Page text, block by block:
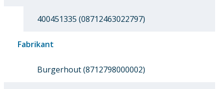
400451335 (08712463022797)
Fabrikant
Burgerhout (8712798000002)